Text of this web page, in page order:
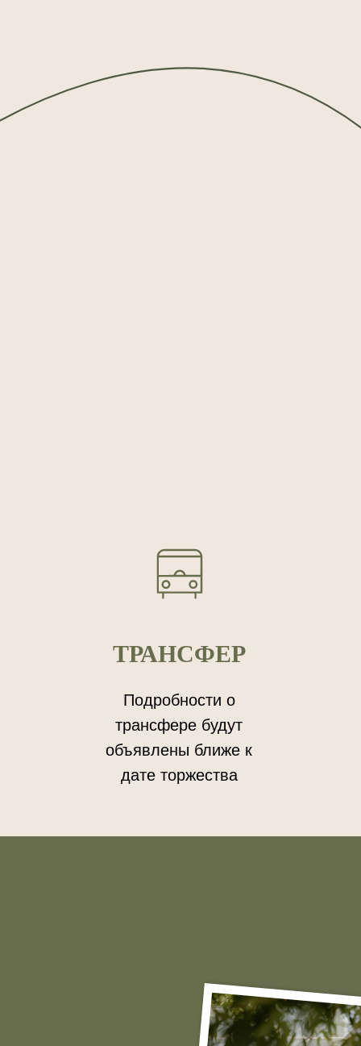
ТРАНСФЕР
Подробности о
трансфере будут
объявлены ближе к
дате торжества